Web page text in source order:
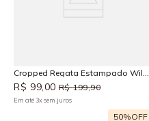
Cropped Regata Estampado Wild
Flower
R$ 99,00 R$ 199,90
Em até 3xsem juros
50%OFF